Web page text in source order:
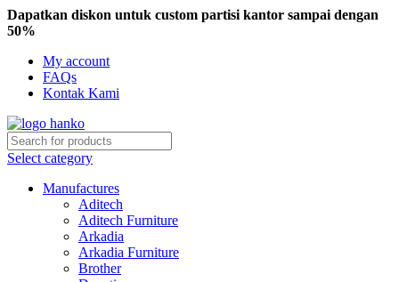
Dapatkan diskon untuk custom partisi kantor sampai dengan
50%
My account
FAQs
Kontak Kami
Select category
Manufactures
Aditech
Aditech Furniture
Arkadia
Arkadia Furniture
Brother